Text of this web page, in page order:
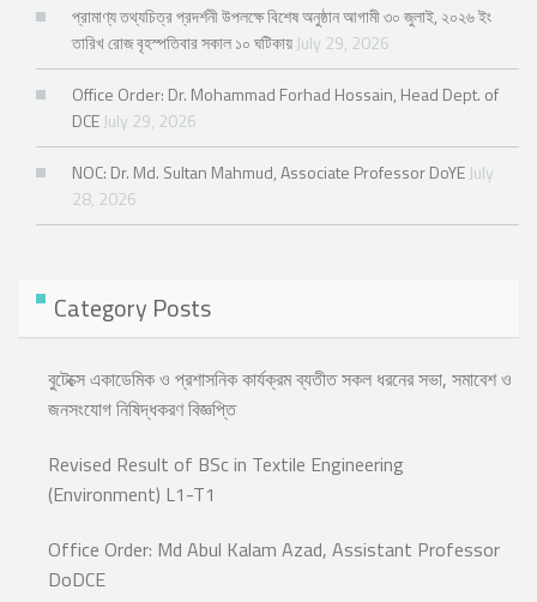
প্রামাণ্য তথ্যচিত্র প্রদর্শনী উপলক্ষে বিশেষ অনুষ্ঠান আগামী ৩০ জুলাই, ২০২৬ ইং
তারিখ রোজ বৃহস্পতিবার সকাল ১০ ঘটিকায় July 29, 2026
Office Order: Dr. Mohammad Forhad Hossain, Head Dept. of
DCE July 29, 2026
NOC: Dr. Md. Sultan Mahmud, Associate Professor DoYE July
28, 2026
Category Posts
বুটেক্সে একাডেমিক ও প্রশাসনিক কার্যক্রম ব্যতীত সকল ধরনের সভা, সমাবেশ ও
জনসংযোগ নিষিদ্ধকরণ বিজ্ঞপ্তি
Revised Result of BSc in Textile Engineering
(Environment) L1-T1
Office Order: Md Abul Kalam Azad, Assistant Professor
DoDCE